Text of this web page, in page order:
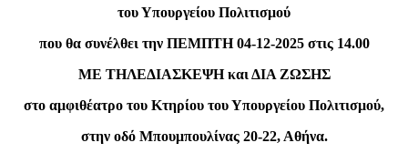
του Υπουργείου Πολιτισμού
που θα συνέλθει την ΠΕΜΠΤΗ 04-12-2025 στις 14.00
ΜΕ ΤΗΛΕΔΙΑΣΚΕΨΗ και ΔΙΑ ΖΩΣΗΣ
στο αμφιθέατρο του Κτηρίου του Υπουργείου Πολιτισμού,
στην οδόΜπουμπουλίνας20-22, Αθήνα.